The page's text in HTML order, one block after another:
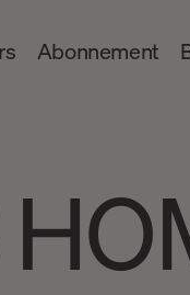
Abonnement